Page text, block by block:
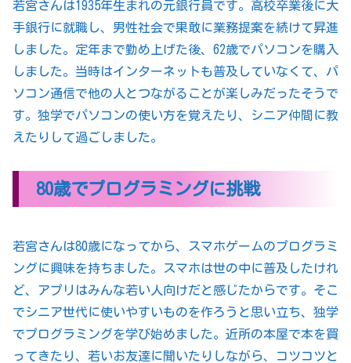
若宮さんは1935年生まれの元銀行員です。高校卒業後に大
手銀行に就職し、男性社会で果敢に業務提案を続けて昇進
しました。定年まで勤め上げた後、62歳でパソコンを購入
しました。当時はインターネットも普及していなくて、パ
ソコン通信で他の人とつながることが楽しみだったそうで
す。独学でパソコンの使い方を覚えたり、シニア仲間に教
えたりして過ごしました。
80歳でプログラミングに挑戦
若宮さんは80歳になってから、スマホゲームのプログラミ
ングに興味を持ちました。スマホは世の中に普及したけれ
ど、アプリはみんな若い人向けだと感じたからです。そこ
でシニア世代に使いやすいものを作ろうと思い立ち、独学
でプログラミングを学び始めました。近所の本屋で本を買
ってきたり、若いお友達に聞いたりしながら、コツコツと